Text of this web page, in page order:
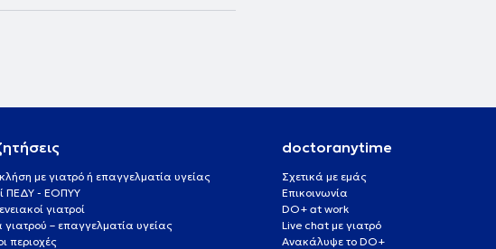
με γιατρό ή επαγγελματία υγείας
ΠΕΔΥ - ΕΟΠΥΥ
γιατροί
– επαγγελματία υγείας
περιοχές
doctoranytime
Σχετικά με εμάς
Επικοινωνία
DO+ at work
Live chat με γιατρό
Ανακάλυψε το DO+